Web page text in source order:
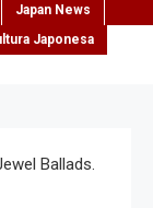
Japan News
Japonesa
Ballads.